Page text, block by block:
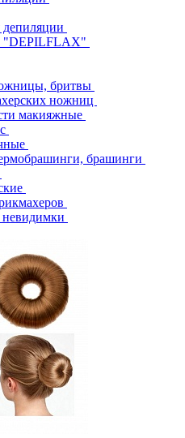
депиляции
"DEPILFLAX"
бритвы
ножниц
макияжные
брашинги